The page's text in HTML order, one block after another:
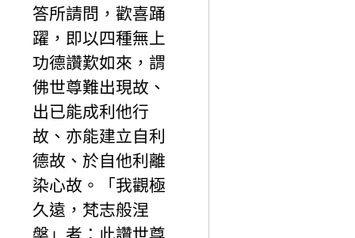
答所請問，歡喜踊
躍，即以四種無上
功德讚歎如來，謂
佛世尊難出現故、
出已能成利他行
故、亦能建立自利
德故、於自他利離
染心故。「我觀極
久遠，梵志般涅